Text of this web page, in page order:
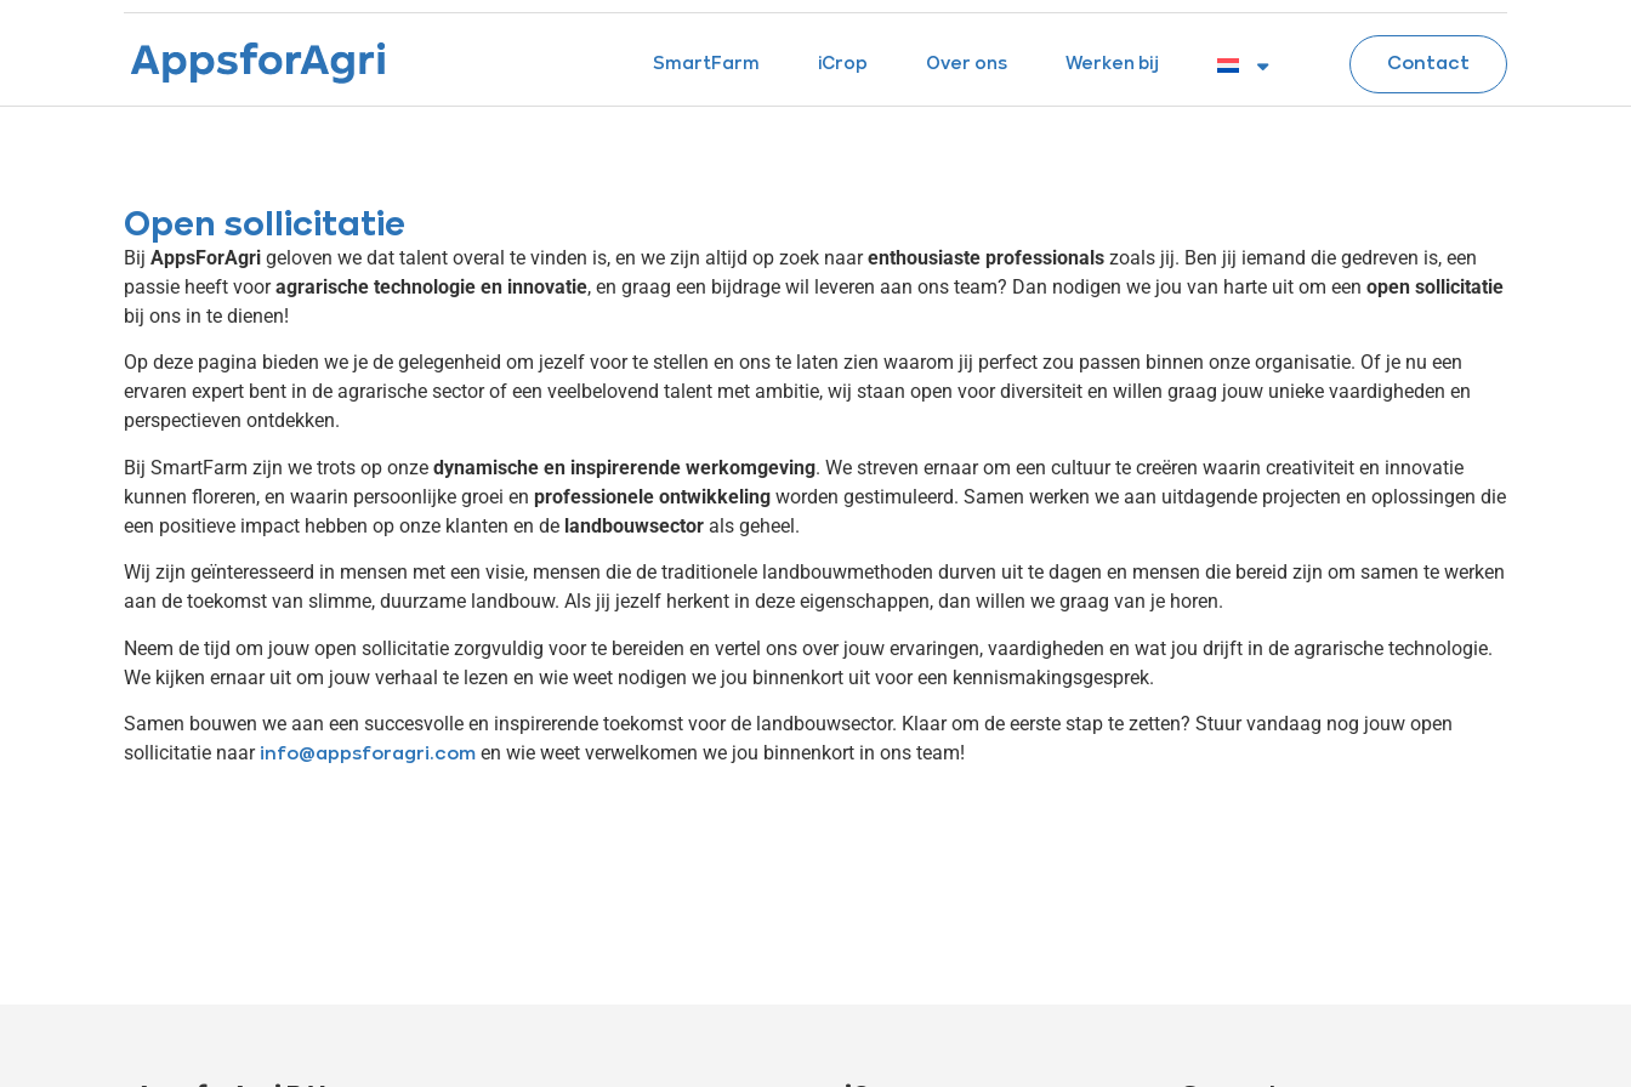
SmartFarm iCrop Over ons Werken bij Contact
Open sollicitatie
Open sollicitatie
Bij AppsForAgri geloven we dat talent overal te vinden is, en we zijn altijd op zoek naarenthousiaste professionals zoals jij. Ben jij iemand die gedreven is, een
passie heeft vooragrarische technologie en innovatie, en graag een bijdrage wil leveren aan ons team? Dan nodigen we jou van harte uit om een open sollicitatie
bij ons in te dienen!
Op deze pagina bieden we je de gelegenheid om jezelf voor te stellen en ons te laten zien waarom jij perfect zou passen binnen onze organisatie. Of je nu een
ervaren expert bent in de agrarische sector of een veelbelovend talent met ambitie, wij staan open voor diversiteit en willen graag jouw unieke vaardigheden en
perspectieven ontdekken.
Bij SmartFarm zijn we trots op onze dynamische en inspirerende werkomgeving. We streven ernaar om een cultuur te creëren waarin creativiteit en innovatie
kunnen floreren, en waarin persoonlijke groei en professionele ontwikkeling worden gestimuleerd. Samen werken we aan uitdagende projecten en oplossingen die
een positieve impact hebben op onze klanten en de landbouwsector als geheel.
Wij zijn geïnteresseerd in mensen met een visie, mensen die de traditionele landbouwmethoden durven uit te dagen en mensen die bereid zijn om samen te werken
aan de toekomst van slimme, duurzame landbouw. Als jij jezelf herkent in deze eigenschappen, dan willen we graag van je horen.
Neem de tijd om jouw open sollicitatie zorgvuldig voor te bereiden en vertel ons over jouw ervaringen, vaardigheden en wat jou drijft in de agrarische technologie.
We kijken ernaar uit om jouw verhaal te lezen en wie weet nodigen we jou binnenkort uit voor een kennismakingsgesprek.
Samen bouwen we aan een succesvolle en inspirerende toekomst voor de landbouwsector. Klaar om de eerste stap te zetten? Stuur vandaag nog jouw open
sollicitatie naar info@appsforagri.com en wie weet verwelkomen we jou binnenkort in ons team!